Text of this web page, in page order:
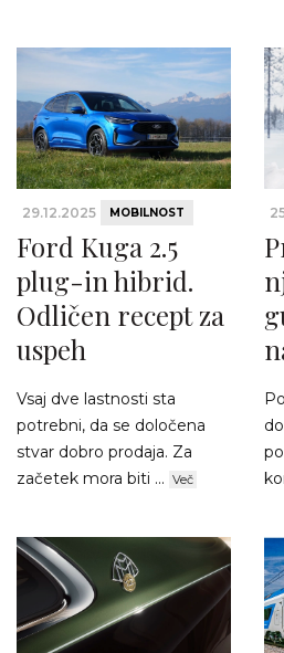
29.12.2025 MOBILNOST
Ford Kuga 2.5
plug-in hibrid.
Odličen recept za
uspeh
Vsaj dve lastnosti sta
potrebni, da se določena
stvar dobro prodaja. Za
začetek mora biti ... Več